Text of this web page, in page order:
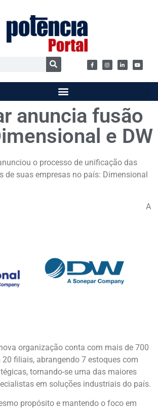
anuncia fusão
e DW
o processo de unificação das
de suas empresas no país: Dimensional
A
organização conta com mais de 700
filiais, abrangendo 7 estoques com
tornando-se uma das maiores
em soluções industriais do país.
propósito e mantendo o foco em